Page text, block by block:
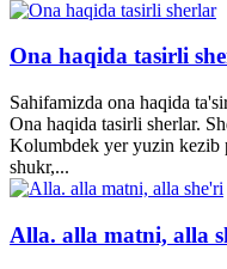
Ona haqida tasirli
Sahifamizda ona haqida
Ona haqida tasirli sherlar.
Kolumbdek yer yuzin kezib
shukr,...
Alla. alla matni, alla